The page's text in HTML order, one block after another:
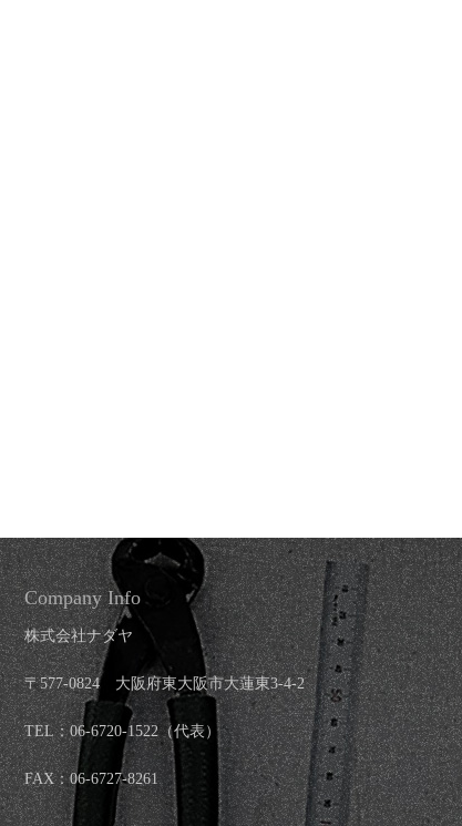
Company Info
株式会社ナダヤ
〒577-0824 大阪府東大阪市大蓮東3-4-2
TEL：06-6720-1522（代表）
FAX：06-6727-8261